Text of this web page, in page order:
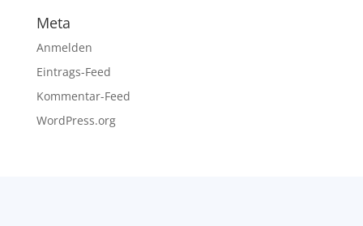
Meta
Anmelden
Eintrags-Feed
Kommentar-Feed
WordPress.org